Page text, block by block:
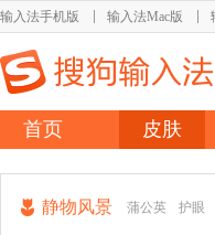
输入法手机版 输入法Mac版
首页 皮肤
静物风景 蒲公英 护眼